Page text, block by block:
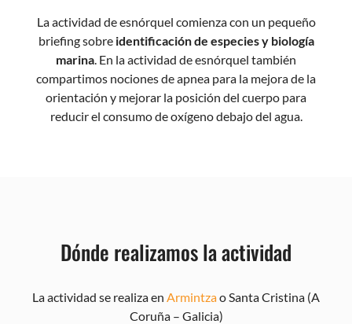
La actividad de esnórquel comienza con un pequeño
briefing sobre identificación de especies y biología
marina. En la actividad de esnórquel también
compartimos nociones de apnea para la mejora de la
orientación y mejorar la posición del cuerpo para
reducir el consumo de oxígeno debajo del agua.
Dónde realizamos la actividad
La actividad se realiza en Armintzao Santa Cristina (A
Coruña – Galicia)